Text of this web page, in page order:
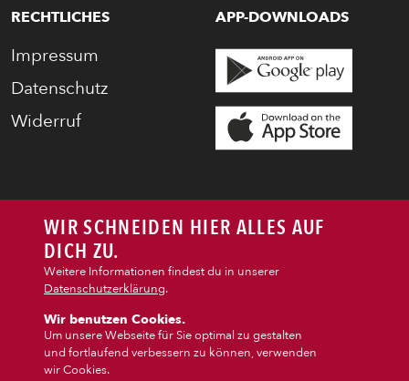
RECHTLICHES
Impressum
Datenschutz
Widerruf
APP-DOWNLOADS
WIR SCHNEIDEN HIER ALLES AUF
DICH ZU.
Weitere Informationen findest du in unserer
Datenschutzerklärung.
Wir benutzen Cookies.
Um unsere Webseite für Sie optimal zu gestalten
und fortlaufend verbessern zu können, verwenden
wir Cookies.